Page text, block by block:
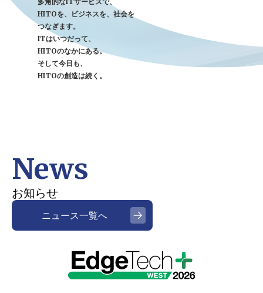
HITOを、ビジネスを、社会を
つなぎます。
ITはいつだって、
HITOのなかにある。
そして今日も、
HITOの創造は続く。
News
お知らせ
ニュース一覧へ